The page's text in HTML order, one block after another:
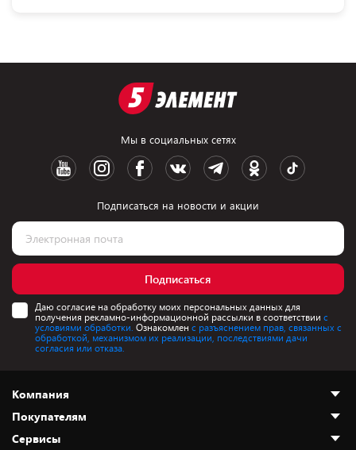
Мы в социальных сетях
Подписаться на новости и акции
Подписаться
Даю согласие на обработку моих персональных данных для
получения рекламно-информационной рассылки в соответствии с
условиями обработки. Ознакомлен с разъяснением прав, связанных с
обработкой, механизмом их реализации, последствиями дачи
согласия или отказа.
Компания
О нас
Покупателям
Сервисы